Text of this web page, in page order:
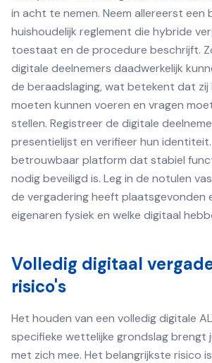
in acht te nemen. Neem allereerst een
huishoudelijk reglement die hybride
toestaat en de procedure beschrijft.
digitale deelnemers daadwerkelijk
de beraadslaging, wat betekent dat
moeten kunnen voeren en vragen
stellen. Registreer de digitale
presentielijst en verifieer hun
betrouwbaar platform dat stabiel
nodig beveiligd is. Leg in de notulen
de vergadering heeft plaatsgevonden
eigenaren fysiek en welke digitaal
Volledig digitaal
risico's
Het houden van een volledig digitale
specifieke wettelijke grondslag brengt
met zich mee. Het belangrijkste risico